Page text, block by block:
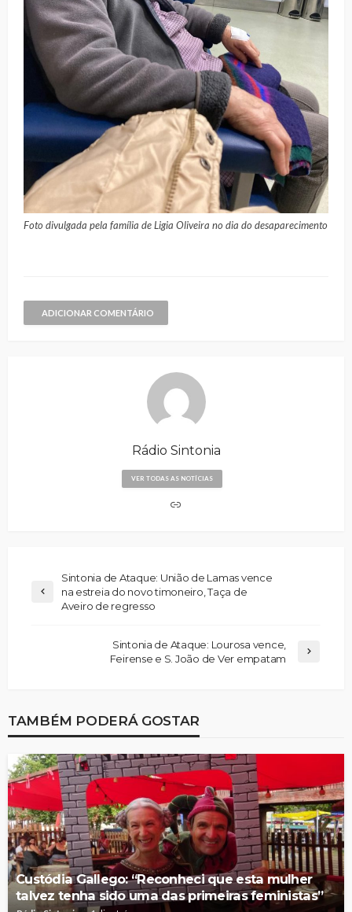
Foto divulgada pela família de Ligia Oliveira no dia do desaparecimento
ADICIONAR COMENTÁRIO
Rádio Sintonia
VER TODAS AS NOTÍCIAS
Sintonia de Ataque: União de Lamas vence
na estreia do novo timoneiro, Taça de
Aveiro de regresso
Sintonia de Ataque: Lourosa vence,
Feirense e S. João de Ver empatam
TAMBÉM PODERÁ GOSTAR
Custódia Gallego: “Reconheci que esta mulher
talvez tenha sido uma das primeiras feministas”